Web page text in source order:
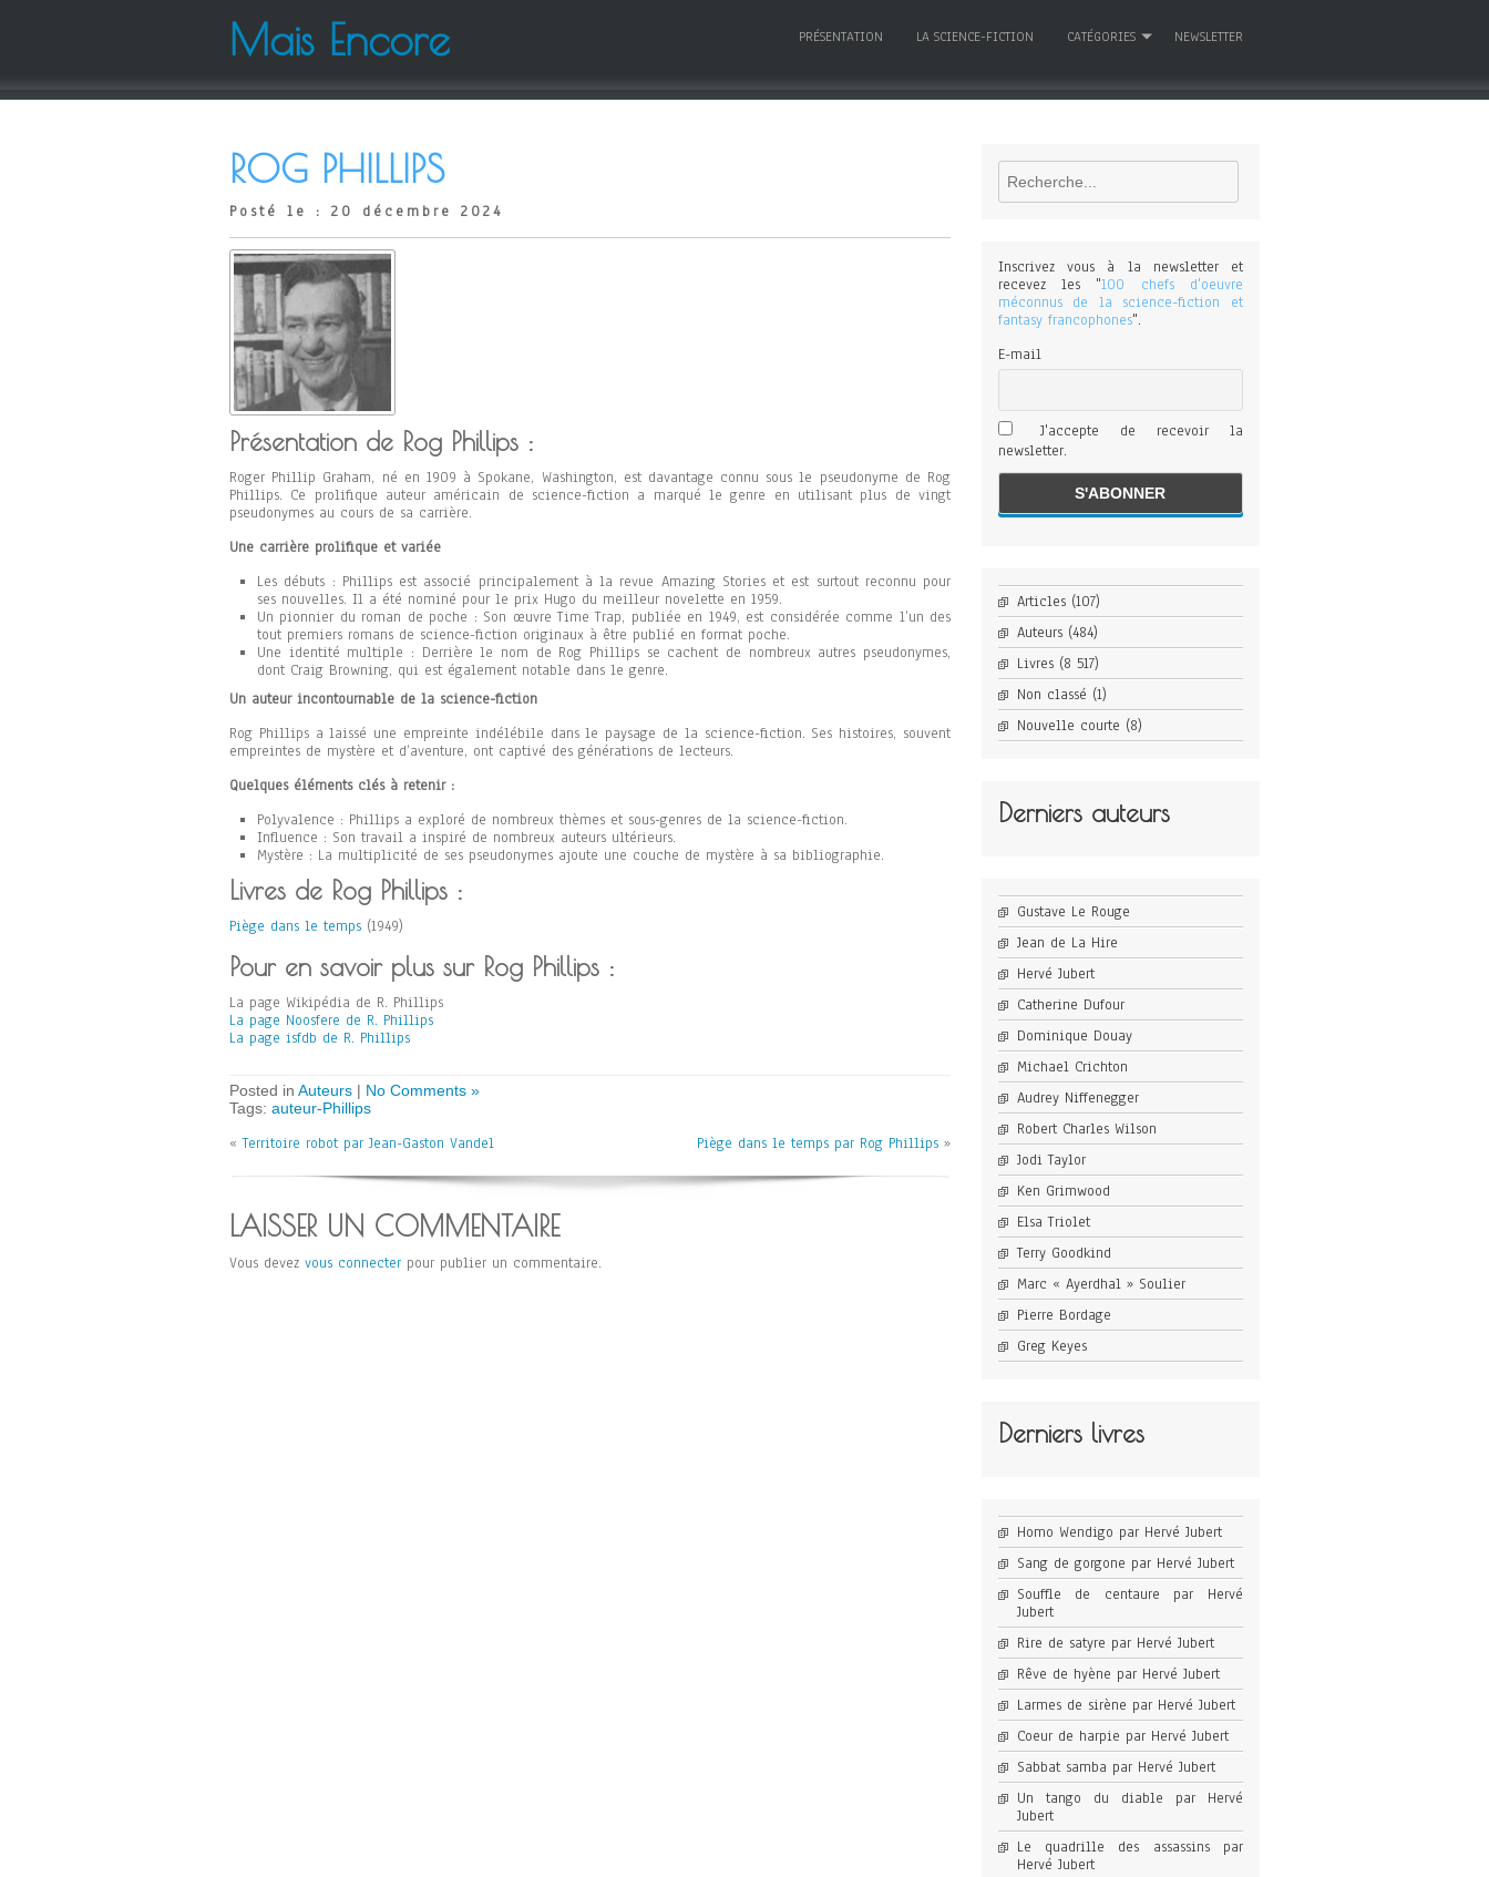
Mais Encore PRÉSENTATION LA SCIENCE-FICTION CATÉGORIES NEWSLETTER
ROG PHILLIPS
Posté le : 20 décembre 2024
Présentation de Rog Phillips :
Roger Phillip Graham, né en 1909 à Spokane, Washington, est davantage connu sous le pseudonyme de Rog
Phillips. Ce prolifique auteur américain de science-fiction a marqué le genre en utilisant plus de vingt
pseudonymes au cours de sa carrière.
Une carrière prolifique et variée
Les débuts : Phillips est associé principalement à la revue Amazing Stories et est surtout reconnu pour
ses nouvelles. Il a été nominé pour le prix Hugo du meilleur novelette en 1959.
Un pionnier du roman de poche : Son œuvre Time Trap, publiée en 1949, est considérée comme l’un des
tout premiers romans de science-fiction originaux à être publié en format poche.
Une identité multiple : Derrière le nom de Rog Phillips se cachent de nombreux autres pseudonymes,
dont Craig Browning, qui est également notable dans le genre.
Un auteur incontournable de la science-fiction
Rog Phillips a laissé une empreinte indélébile dans le paysage de la science-fiction. Ses histoires, souvent
empreintes de mystère et d’aventure, ont captivé des générations de lecteurs.
Quelques éléments clés à retenir :
Polyvalence : Phillips a exploré de nombreux thèmes et sous-genres de la science-fiction.
Influence : Son travail a inspiré de nombreux auteurs ultérieurs.
Mystère : La multiplicité de ses pseudonymes ajoute une couche de mystère à sa bibliographie.
Livres de Rog Phillips :
Piège dans le temps (1949)
Pour en savoir plus sur Rog Phillips :
La page Wikipédia de R. Phillips
La page Noosfere de R. Phillips
La page isfdb de R. Phillips
Posted in Auteurs | No Comments »
Tags: auteur-Phillips
«Territoire robot par Jean-Gaston Vandel Piège dans le temps par Rog Phillips »
LAISSER UN COMMENTAIRE
Vous devez vous connecter pour publier un commentaire.
Rechercher
Inscrivez vous à la newsletter et
recevez les "100 chefs d'oeuvre
méconnus de la science-fiction et
fantasy francophones".
E-mail
J'accepte de recevoir la
newsletter.
Articles(107)
Auteurs(484)
Livres(8 517)
Non classé (1)
Nouvelle courte (8)
Derniers auteurs
Gustave Le Rouge
Jean de La Hire
Hervé Jubert
Catherine Dufour
Dominique Douay
Michael Crichton
Audrey Niffenegger
Robert Charles Wilson
Jodi Taylor
Ken Grimwood
Elsa Triolet
Terry Goodkind
Marc « Ayerdhal » Soulier
Pierre Bordage
Greg Keyes
Derniers livres
Homo Wendigo par Hervé Jubert
Sang de gorgone par Hervé Jubert
Souffle de centaure par Hervé
Jubert
Rire de satyre par Hervé Jubert
Rêve de hyène par Hervé Jubert
Larmes de sirène par Hervé Jubert
Coeur de harpie par Hervé Jubert
Sabbat samba par Hervé Jubert
Un tango du diable par Hervé
Jubert
Le quadrille des assassins par
Hervé Jubert